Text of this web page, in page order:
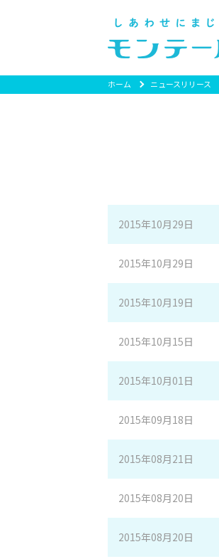
ホーム ニュースリリース
2015年10月29日
2015年10月29日
2015年10月19日
2015年10月15日
2015年10月01日
2015年09月18日
2015年08月21日
2015年08月20日
2015年08月20日